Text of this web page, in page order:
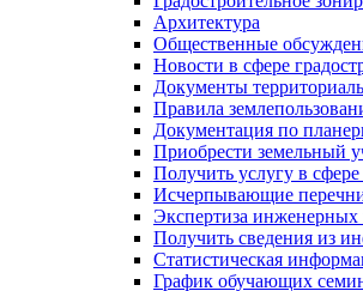
Архитектура
Общественные
Новости в сфере
Документы
Правила
Документация по
Приобрести земельный
Получить услугу в сфере
Исчерпывающие перечни
Экспертиза
Получить сведения из
Статистическая
График обучающих